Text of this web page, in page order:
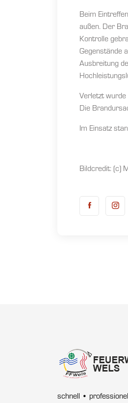
Beim
außen. Der
Kontrolle
Gegenstände
Ausbreitung
Verletzt wurde
Die
Im Einsatz
Bildcredit: (c)
schnell •